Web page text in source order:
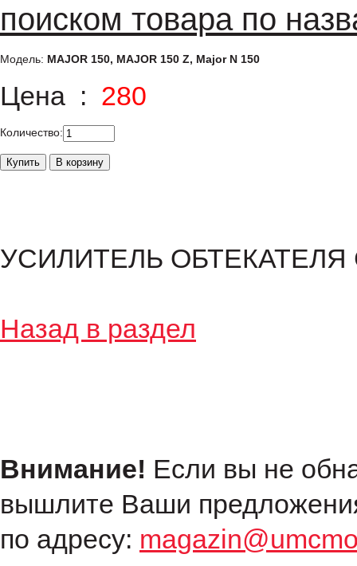
поиском товара по
Модель: MAJOR 150, MAJOR 150 Z, Major N 150
Цена : 280
Количество:
УСИЛИТЕЛЬ ОБТЕКАТЕЛЯ
Назад в раздел
Внимание! Если вы не
вышлите Ваши
по адресу: